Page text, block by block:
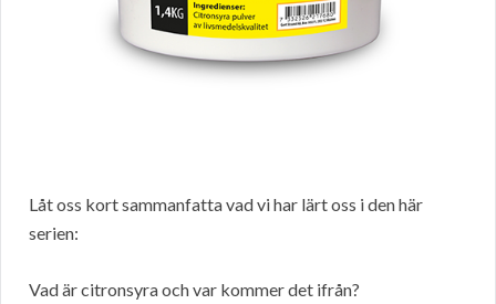
Låt oss kort sammanfatta vad vi har lärt oss i den här
serien:
Vad är citronsyra och var kommer det ifrån?